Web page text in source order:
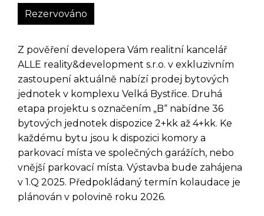
Rezervováno
Z pověření developera Vám realitní kancelář
ALLE reality&development s.r.o. v exkluzivním
zastoupení aktuálně nabízí prodej bytových
jednotek v komplexu Velká Bystřice. Druhá
etapa projektu s označením „B“ nabídne 36
bytových jednotek dispozice 2+kk až 4+kk. Ke
každému bytu jsou k dispozici komory a
parkovací místa ve společných garážích, nebo
vnější parkovací místa. Výstavba bude zahájena
v 1.Q 2025. Předpokládaný termín kolaudace je
plánován v polovině roku 2026.